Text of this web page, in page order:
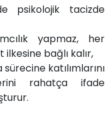
psikolojik tacizde
yapmaz, her
bağlı kalır,
katılımlarını
rahatça ifade